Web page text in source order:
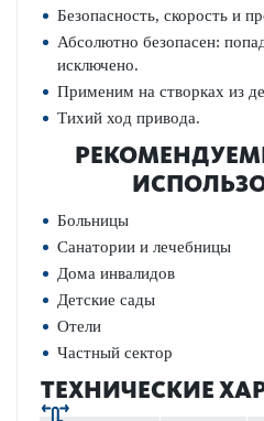
Безопасность, скорость и
Абсолютно безопасен:
исключено.
Применим на створках из
Тихий ход привода.
Больницы
Санатории и лечебницы
Дома инвалидов
Детские сады
Отели
Частный сектор
ТЕХНИЧЕСКИЕ